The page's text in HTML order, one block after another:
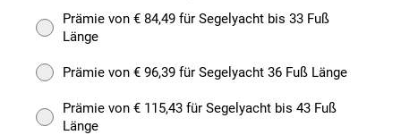
Prämie von € 84,49 für Segelyacht bis 33 Fuß
Länge
Prämie von € 96,39 für Segelyacht 36 Fuß Länge
Prämie von € 115,43 für Segelyacht bis 43 Fuß
Länge